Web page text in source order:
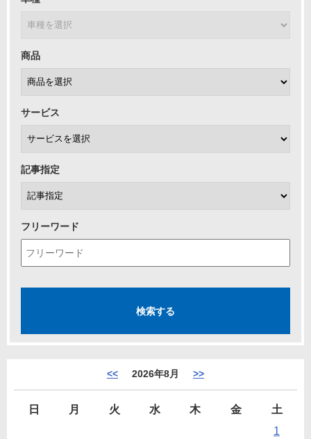
商品
サービス
記事指定
フリーワード
<< 2026年8月 >>
日 月 火 水 木 金
土
1